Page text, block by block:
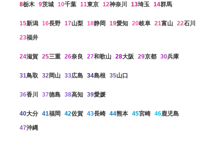
8栃木 9茨城 10千葉 11東京 12神奈川 13埼玉 14群馬
15新潟 16長野 17山梨 18静岡 19愛知 20岐阜 21富山 22石川
23福井
24滋賀 25三重 26奈良 27和歌山 28大阪 29京都 30兵庫
31鳥取 32岡山 33広島 34島根 35山口
36香川 37徳島 38高知 39愛媛
40大分 41福岡 42佐賀 43長崎 44熊本 45宮崎 46鹿児島
47沖縄